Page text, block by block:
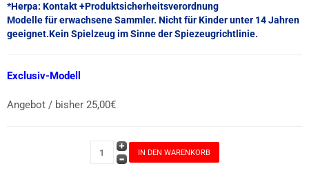
*Herpa: Kontakt +Produktsicherheitsverordnung
Modelle für erwachsene Sammler. Nicht für Kinder unter 14 Jahren
geeignet.Kein Spielzeug im Sinne der Spiezeugrichtlinie.
Exclusiv-Modell
Angebot / bisher 25,00€